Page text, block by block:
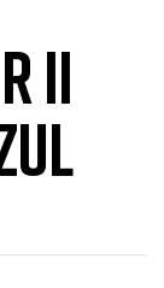
II